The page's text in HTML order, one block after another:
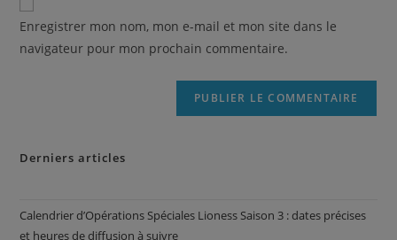
Enregistrer mon nom, mon e-mail et mon site dans le
navigateur pour mon prochain commentaire.
Derniers articles
Calendrier d’Opérations Spéciales Lioness Saison 3 : dates précises
et heures de diffusion à suivre